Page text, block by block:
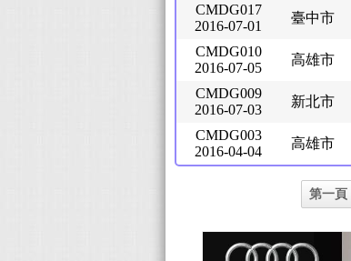
CMDG017
2016-07-01
臺中市
CMDG010
2016-07-05
高雄市
CMDG009
2016-07-03
新北市
CMDG003
2016-04-04
高雄市
第一頁